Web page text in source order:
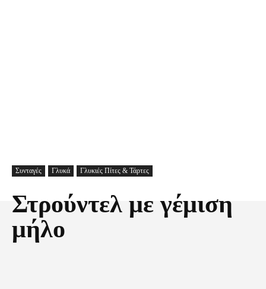
Συνταγές Γλυκά Γλυκιές Πίτες & Τάρτες
Στρούντελ με γέμιση
μήλο